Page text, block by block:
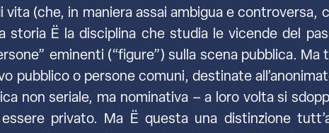
(che, in maniera assai ambigua e controversa,
Ë la disciplina che studia le vicende del
eminenti (“figure”) sulla scena pubblica.
pubblico o persone comuni, destinate
non seriale, ma nominativa – a loro volta si
privato. Ma Ë questa una distinzione